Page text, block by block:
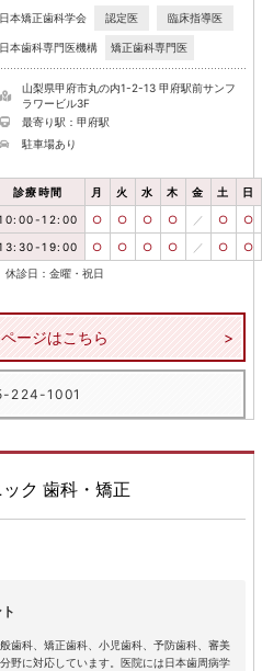
日本矯正歯科学会 認定医 臨床指導医
日本歯科専門医機構 矯正歯科専門医
山梨県甲府市丸の内1-2-13 甲府駅前サンフ
ラワービル3F
最寄り駅：甲府駅
駐車場あり
診療時間 月 火 水 木 金 土 日
12:00 ○ ○ ○ ○ ／ ○ ○
19:00 ○ ○ ○ ○ ／ ○ ○
休診日：金曜・祝日
ージはこちら
224-1001
ク 歯科・矯正
歯科、矯正歯科、小児歯科、予防歯科、審美
野に対応しています。医院には日本歯周病学